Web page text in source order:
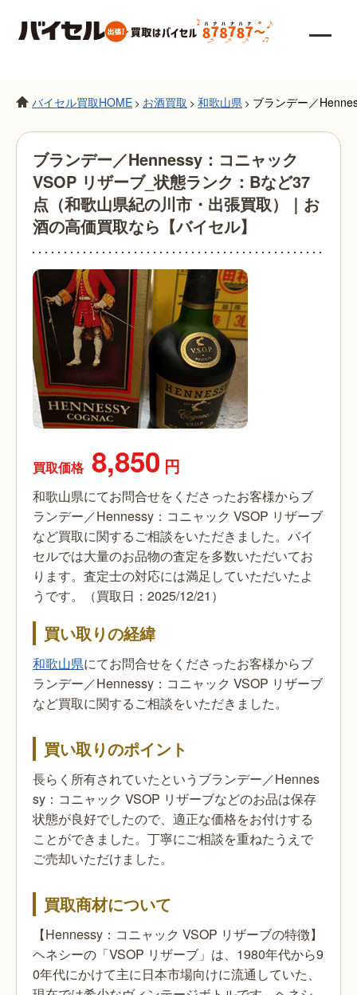
バイセル買取HOME > お酒買取 > 和歌山県 > ブランデー／
ブランデー／Hennessy：コニャック
VSOP リザーブ_状態ランク：Bなど37
点（和歌山県紀の川市・出張買取）｜お
酒の高価買取なら【バイセル】
買取価格 8,850 円
和歌山県にてお問合せをくださったお客様からブ
ランデー／Hennessy：コニャック VSOP リザーブ
など買取に関するご相談をいただきました。バイ
セルでは大量のお品物の査定を多数いただいてお
ります。査定士の対応には満足していただいたよ
うです。（買取日：2025/12/21）
買い取りの経緯
和歌山県にてお問合せをくださったお客様からブ
ランデー／Hennessy：コニャック VSOP リザーブ
など買取に関するご相談をいただきました。
買い取りのポイント
長らく所有されていたというブランデー／Hennes
sy：コニャック VSOP リザーブなどのお品は保存
状態が良好でしたので、適正な価格をお付けする
ことができました。丁寧にご相談を重ねたうえで
ご売却いただけました。
買取商材について
【Hennessy：コニャック VSOP リザーブの特徴】
ヘネシーの「VSOP リザーブ」は、1980年代から9
0年代にかけて主に日本市場向けに流通していた、